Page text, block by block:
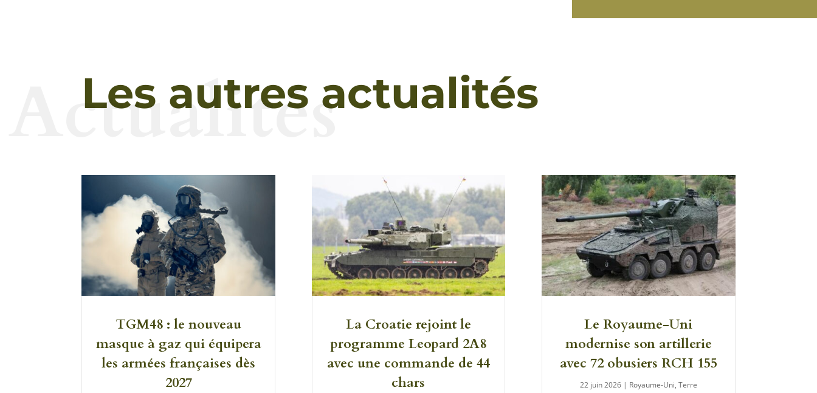
Les autres actualités
Actualités
TGM48 : le nouveau
masque à gaz qui équipera
les armées françaises dès
2027
La Croatie rejoint le
programme Leopard 2A8
avec une commande de 44
chars
Le Royaume-Uni
modernise son artillerie
avec 72 obusiers RCH 155
22 juin 2026| Royaume-Uni, Terre